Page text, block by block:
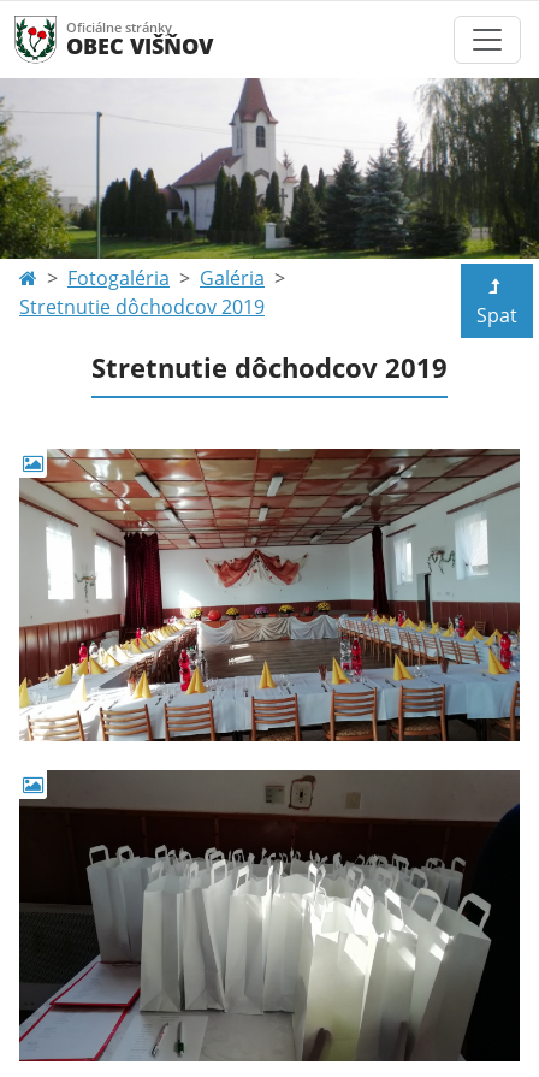
Oficiálne stránky
OBEC VIŠŇOV
Fotogaléria
Galéria
Stretnutie dôchodcov 2019
Spat
Stretnutie dôchodcov 2019